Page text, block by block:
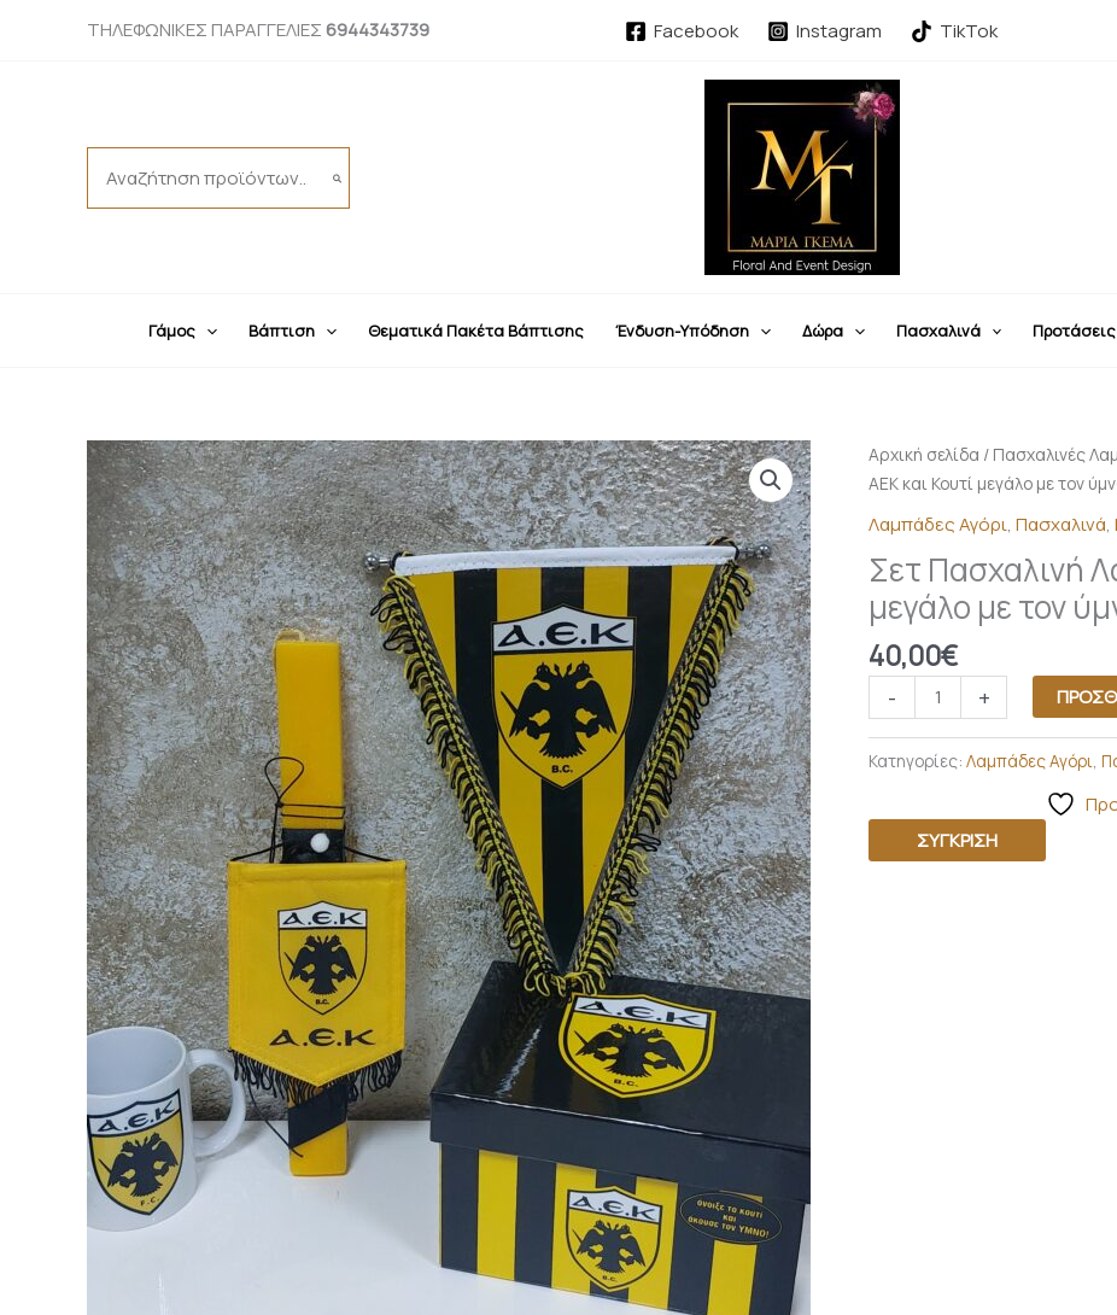
ΤΗΛΕΦΩΝΙΚΕΣ ΠΑΡΑΓΓΕΛΙΕΣ 6944343739 Facebook Instagram TikTok
for:
Γάμος Βάπτιση Θεματικά Πακέτα Βάπτισης Ένδυση-Υπόδηση Δώρα Πασχαλινά
Αρχική σελίδα / Πασχαλινές
ΑΕΚ και Κουτί μεγάλο με τον
Λαμπάδες Αγόρι, Πασχαλινά,
Σετ Πασχαλινή
μεγάλο με τον
40,00€
-
Σετ
Πασχαλινή
ΑΕΚ
και
Κουτί
μεγάλο
με
τον
ύμνο
ποσότητα
+
Κατηγορίες: Λαμπάδες Αγόρι,
ΣΎΓΚΡΙΣΗ